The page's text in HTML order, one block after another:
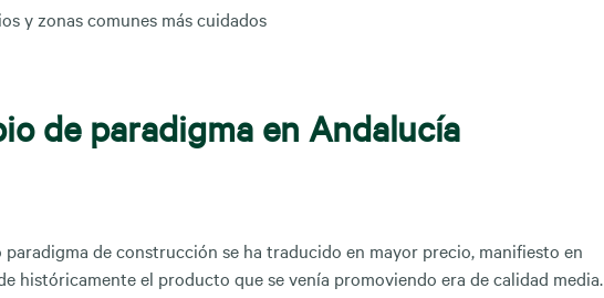
y zonas comunes más cuidados
de paradigma en Andalucía
paradigma de construcción se ha traducido en mayor precio, manifiesto en
históricamente el producto que se venía promoviendo era de calidad media.